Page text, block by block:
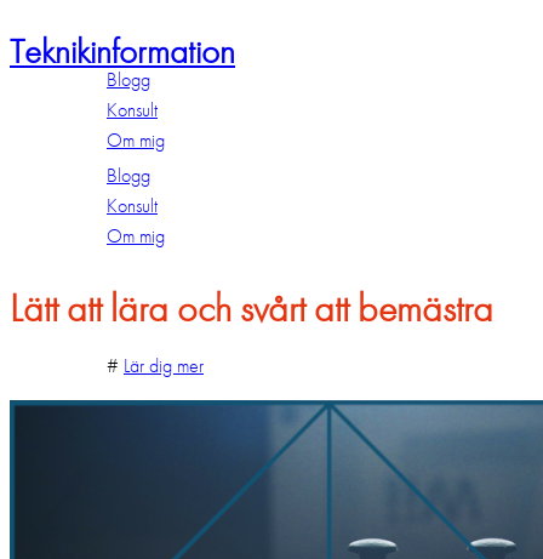
Teknikinformation
Blogg
Konsult
Om mig
Blogg
Konsult
Om mig
Lätt att lära och svårt att bemästra
# Lär dig mer